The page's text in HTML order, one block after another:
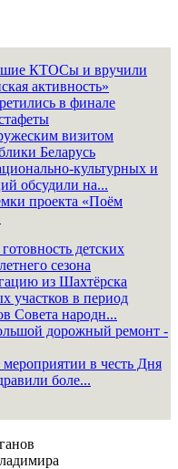
КТОСы и вручили
активность»
в финале
визитом
Беларусь
культурных и
обсудили на...
проекта «Поём
детских
сезона
из Шахтёрска
участков в период
Совета народн...
дорожный ремонт -
в честь Дня
боле...